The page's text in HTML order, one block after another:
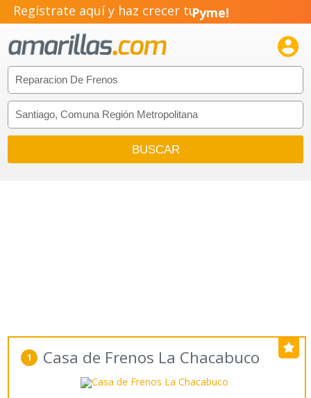
Regístrate aquí y haz crecer tuPyme!
Emprendimiento!

1 Casa de Frenos La Chacabuco